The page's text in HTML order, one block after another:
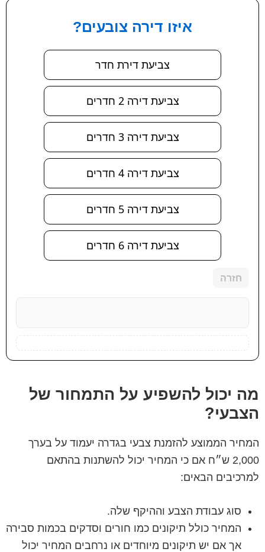
איזו דירה צובעים?
צביעת דירת חדר
צביעת דירה 2 חדרים
צביעת דירה 3 חדרים
צביעת דירה 4 חדרים
צביעת דירה 5 חדרים
צביעת דירה 6 חדרים
חזרה
מה יכול להשפיע על התמחור של
הצבעי?
המחיר הממוצע להזמנת צבעי בגדרה יעמוד על בערך
2,000 ש״ח אם כי המחיר יכול להשתנות בהתאם
למרכיבים הבאים:
סוג עבודת הצבע וההיקף שלה.
המחיר כולל תיקונים כמו חורים וסדקים בכמות סבירה
אך אם יש תיקונים מיוחדים או נרחבים המחיר יכול